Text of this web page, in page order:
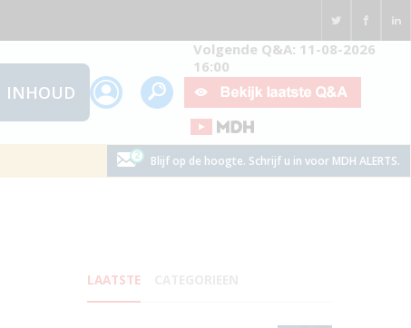
INHOUD
Volgende Q&A: 11-08-2026
16:00
Blijf op de hoogte. Schrijf u in voor MDH ALERTS.
LAATSTE